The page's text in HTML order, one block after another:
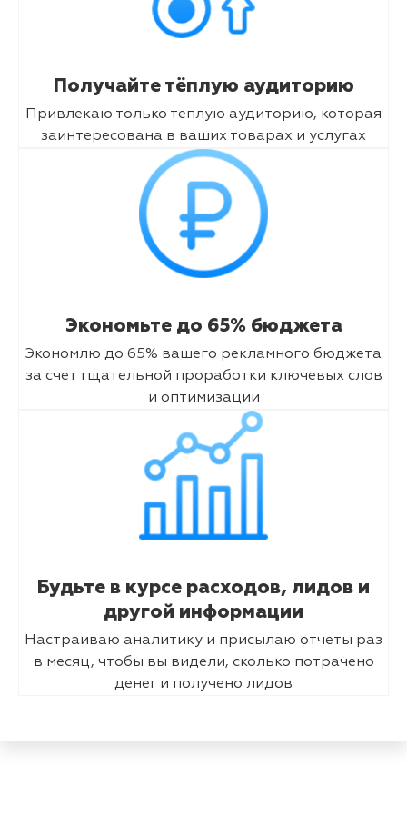
Получайте тёплую аудиторию
Привлекаю только теплую аудиторию, которая
заинтересована в ваших товарах и услугах
Экономьте до 65% бюджета
Экономлю до 65% вашего рекламного бюджета
за счет тщательной проработки ключевых слов
и оптимизации
Будьте в курсе расходов, лидов и
другой информации
Настраиваю аналитику и присылаю отчеты раз
в месяц, чтобы вы видели, сколько потрачено
денег и получено лидов